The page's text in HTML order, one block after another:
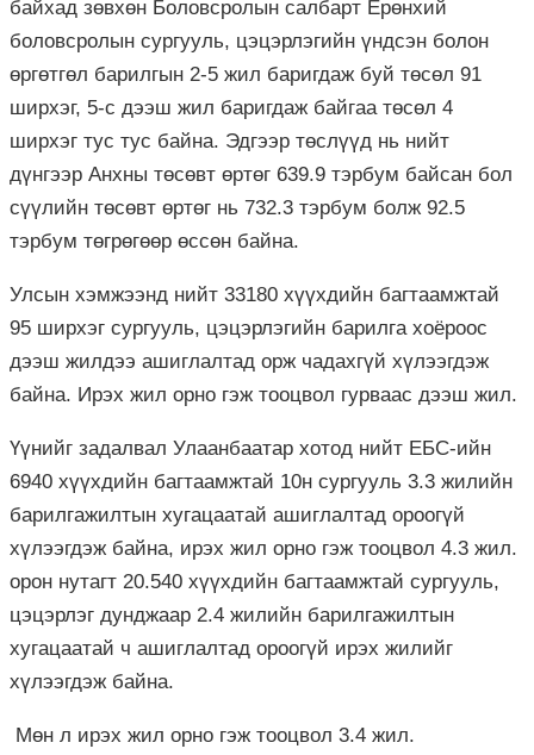
байхад зөвхөн Боловсролын салбарт Ерөнхий
боловсролын сургууль, цэцэрлэгийн үндсэн болон
өргөтгөл барилгын 2-5 жил баригдаж буй төсөл 91
ширхэг, 5-с дээш жил баригдаж байгаа төсөл 4
ширхэг тус тус байна. Эдгээр төслүүд нь нийт
дүнгээр Анхны төсөвт өртөг 639.9 тэрбум байсан бол
сүүлийн төсөвт өртөг нь 732.3 тэрбум болж 92.5
тэрбум төгрөгөөр өссөн байна.
Улсын хэмжээнд нийт 33180 хүүхдийн багтаамжтай
95 ширхэг сургууль, цэцэрлэгийн барилга хоёроос
дээш жилдээ ашиглалтад орж чадахгүй хүлээгдэж
байна. Ирэх жил орно гэж тооцвол гурваас дээш жил.
Үүнийг задалвал Улаанбаатар хотод нийт ЕБС-ийн
6940 хүүхдийн багтаамжтай 10н сургууль 3.3 жилийн
барилгажилтын хугацаатай ашиглалтад ороогүй
хүлээгдэж байна, ирэх жил орно гэж тооцвол 4.3 жил.
орон нутагт 20.540 хүүхдийн багтаамжтай сургууль,
цэцэрлэг дунджаар 2.4 жилийн барилгажилтын
хугацаатай ч ашиглалтад ороогүй ирэх жилийг
хүлээгдэж байна.
Мөн л ирэх жил орно гэж тооцвол 3.4 жил.